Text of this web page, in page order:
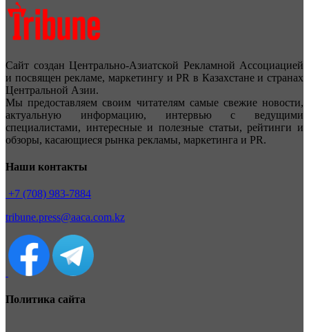
Сайт создан Центрально-Азиатской Рекламной Ассоциацией
и посвящен рекламе, маркетингу и PR в Казахстане и странах
Центральной Азии.
Мы предоставляем своим читателям самые свежие новости,
актуальную информацию, интервью с ведущими
специалистами, интересные и полезные статьи, рейтинги и
обзоры, касающиеся рынка рекламы, маркетинга и PR.
Наши контакты
+7 (708) 983-7884
tribune.press@aaca.com.kz
Политика сайта